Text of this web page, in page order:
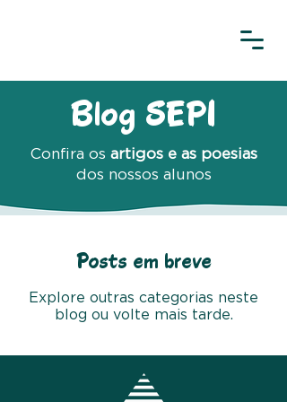
Blog SEPI
Confira os artigos e as poesias
dos nossos alunos
Posts em breve
Explore outras categorias neste
blog ou volte mais tarde.